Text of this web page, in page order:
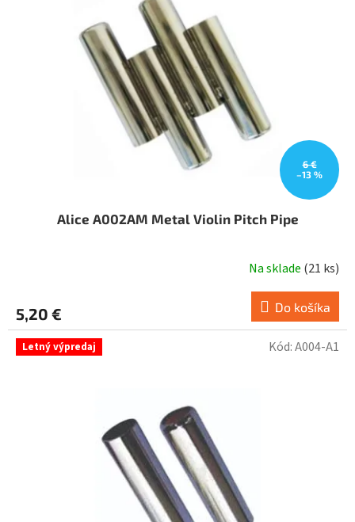
6 €
–13 %
Alice A002AM Metal Violin Pitch Pipe
Na sklade (21 ks)
5,20 € Do košíka
Letný výpredaj Kód:A004-A1